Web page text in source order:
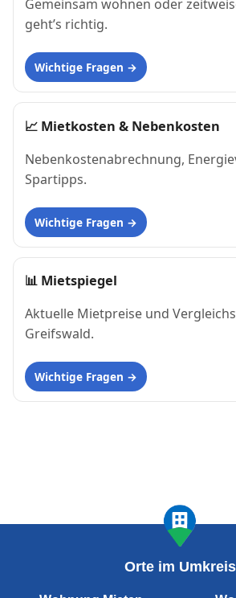
Gemeinsam wohnen oder
geht’s richtig.
Wichtige Fragen
📈 Mietkosten & Nebenkosten
Nebenkostenabrechnung,
Spartipps.
Wichtige Fragen
📊 Mietspiegel
Aktuelle Mietpreise und
Greifswald.
Wichtige Fragen
Orte im Umkreis